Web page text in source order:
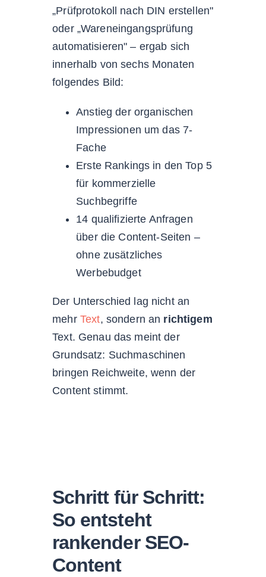
„Prüfprotokoll nach DIN erstellen"
oder „Wareneingangsprüfung
automatisieren" – ergab sich
innerhalb von sechs Monaten
folgendes Bild:
Anstieg der organischen
Impressionen um das 7-
Fache
Erste Rankings in den Top 5
für kommerzielle
Suchbegriffe
14 qualifizierte Anfragen
über die Content-Seiten –
ohne zusätzliches
Werbebudget
Der Unterschied lag nicht an
mehr Text, sondern an richtigem
Text. Genau das meint der
Grundsatz: Suchmaschinen
bringen Reichweite, wenn der
Content stimmt.
Schritt für Schritt:
So entsteht
rankender SEO-
Content